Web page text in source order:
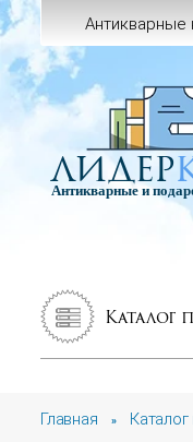
Каталог
Главная » Каталог
Антикварные
лидер
Антикварные и